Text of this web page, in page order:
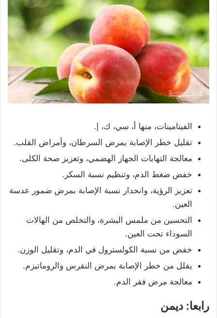
الفيتامينات، منها أ، سي، ك، إ.
تقليل خطر الإصابة بمرض السرطان، وأمراض القلب.
معالجة التهابات الجهاز الهضمي، وتعزيز صحة الكلى.
خفض ضغط الدم، وتنظيم نسبة السكر.
تعزيز الرؤية، وانحدار نسبة الإصابة بمرض ضمور عدسة
العين.
التحسين من ملمس البشرة، والتخلص من الهالات
السوداء تحت العين.
خفض من نسبة الكولسترول في الدم، وتقليل الوزن.
يقلل من خطر الإصابة بمرض النقرس والروماتيزم.
معالجة مرض فقر الدم.
رابعا: ديمن